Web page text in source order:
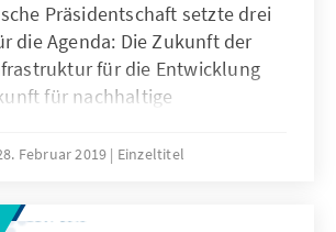
Präsidentschaft setzte drei
die Agenda: Die Zukunft der
für die Entwicklung
für nachhaltige
einige Länder der
profitierten. Die
Februar 2019 Einzeltitel